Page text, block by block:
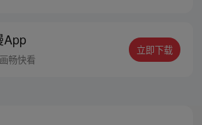
App
畅快看
立即下载